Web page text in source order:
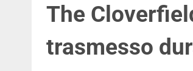
The
trasmesso